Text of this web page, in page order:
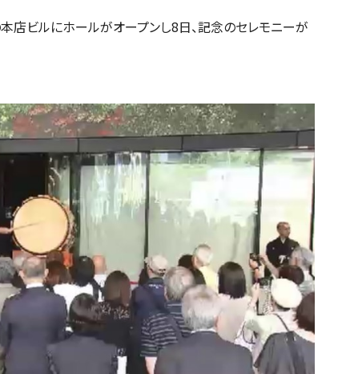
ビルにホールがオープンし8日、記念のセレモニーが